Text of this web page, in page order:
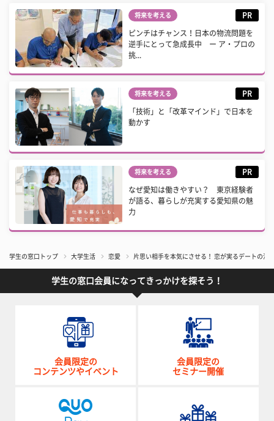
将来を考える PR
ピンチはチャンス！日本の物流問題を
逆手にとって急成長中 ー ア・プロの
挑...
将来を考える PR
「技術」と「改革マインド」で日本を
動かす
将来を考える PR
なぜ愛知は働きやすい？ 東京経験者
が語る、暮らしが充実する愛知県の魅
力
学生の窓口トップ 大学生活 恋愛 片思い相手を本気にさせる！ 恋が実るデートの演
学生の窓口会員になってきっかけを探そう！
会員限定の
コンテンツやイベント
会員限定の
セミナー開催